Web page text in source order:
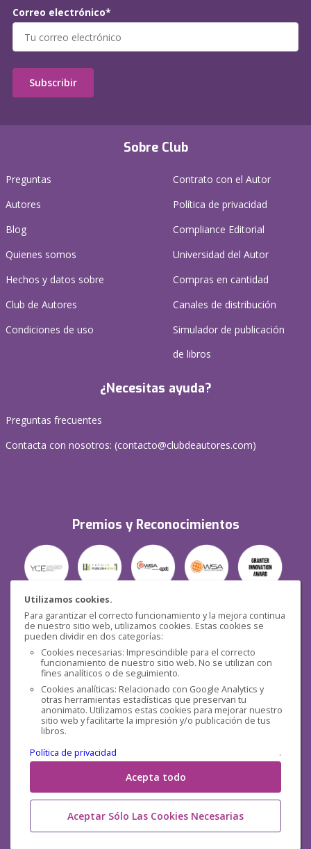
Utilizamos cookies.
Para garantizar el correcto funcionamiento y la mejora continua
de nuestro sitio web, utilizamos cookies. Estas cookies se
pueden dividir en dos categorías:
Cookies necesarias: Imprescindible para el correcto
funcionamiento de nuestro sitio web. No se utilizan con
fines analíticos o de seguimiento.
Cookies analíticas: Relacionado con Google Analytics y
otras herramientas estadísticas que preservan tu
anonimato. Utilizamos estas cookies para mejorar nuestro
sitio web y facilitarte la impresión y/o publicación de tus
libros.
Política de privacidad
.
Acepta todo
Aceptar Sólo Las Cookies Necesarias
Sobre Club
Preguntas
Autores
Blog
Quienes somos
Hechos y datos sobre
Club de Autores
Condiciones de uso
Contrato con el Autor
Política de privacidad
Compliance Editorial
Universidad del Autor
Compras en cantidad
Canales de distribución
Simulador de publicación
de libros
¿Necesitas ayuda?
Preguntas frecuentes
Contacta con nosotros: (contacto@clubdeautores.com)
Premios y Reconocimientos
Seguridad
Redes sociales
Correo electrónico*
Subscribir